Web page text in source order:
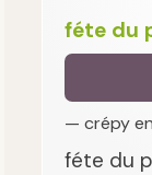
féte du
— crépy
féte du